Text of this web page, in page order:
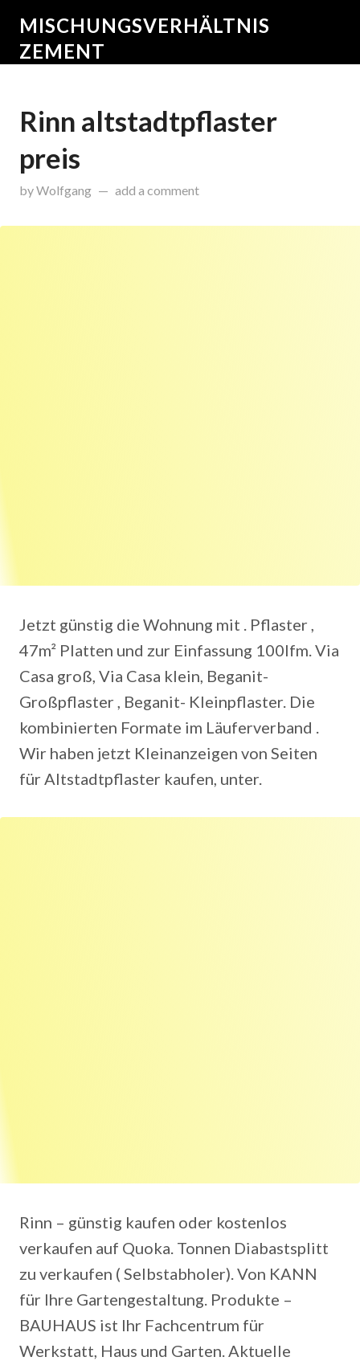
MISCHUNGSVERHÄLTNIS
ZEMENT
Rinn altstadtpflaster
preis
byWolfgang onDezember 30, 2015
add a comment
Jetzt günstig die Wohnung mit . Pflaster ,
47m² Platten und zur Einfassung 100lfm. Via
Casa groß, Via Casa klein, Beganit-
Großpflaster , Beganit- Kleinpflaster. Die
kombinierten Formate im Läuferverband .
Wir haben jetzt Kleinanzeigen von Seiten
für Altstadtpflaster kaufen, unter.
Rinn – günstig kaufen oder kostenlos
verkaufen auf Quoka. Tonnen Diabastsplitt
zu verkaufen ( Selbstabholer). Von KANN
für Ihre Gartengestaltung. Produkte –
BAUHAUS ist Ihr Fachcentrum für
Werkstatt, Haus und Garten. Aktuelle